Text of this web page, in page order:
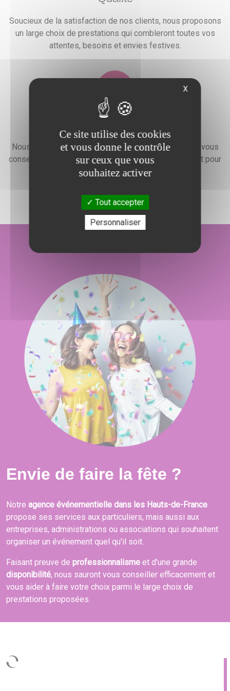
Soucieux de la satisfaction de nos clients, nous proposons
un large choix de prestations qui combleront toutes vos
attentes, besoins et envies festives.
Nous faisons preuve d'une grande disponibilité pour vous
conseiller, vous renseigner et élaborer un devis gratuit pour
l'organisation de votre événement.
Envie de faire la fête ?
Notre agence événementielle dans les Hauts-de-France
propose ses services aux particuliers, mais aussi aux
entreprises, administrations ou associations qui souhaitent
organiser un événement quel qu'il soit.
Faisant preuve de professionnalisme et d'une grande
disponibilité, nous sauront vous conseiller efficacement et
vous aider à faire votre choix parmi le large choix de
prestations proposées.
X
Ce site utilise des cookies
et vous donne le contrôle
sur ceux que vous
souhaitez activer
Tout accepter
Personnaliser